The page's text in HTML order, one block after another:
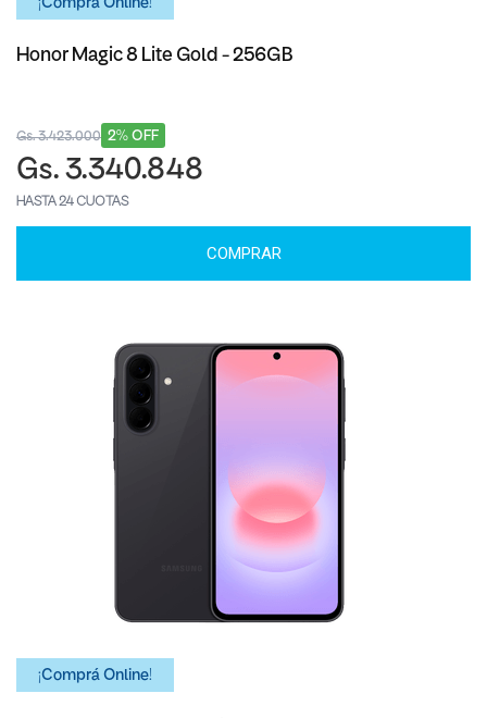
¡Comprá Online!
Honor Magic 8 Lite Gold - 256GB
2% OFF
Gs. 3.423.000
Gs. 3.340.848
HASTA 24 CUOTAS
COMPRAR
¡Comprá Online!